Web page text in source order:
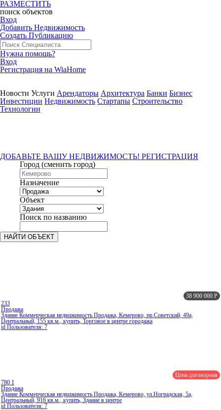
РАЗМЕСТИТЬ
поиск объектов
Вход
Добавить Недвижимость
Создать Публикацию
Нужна помощь?
Вход
Регистрация на WiaHome
Новости Услуги Арендаторы Архитектура Банки Бизнес
Инвестиции Недвижимость Стартапы Строительство
Технологии
ДОБАВЬТЕ ВАШУ НЕДВИЖИМОСТЬ! РЕГИСТРАЦИЯ
Город (сменить город)
Назначение
Объект
Поиск по названию
38 900 000 Р
233
Продажа
Здание Коммерческая недвижимость Продажа, Кемерово, пр.Советский, 49а,
Центральный, 155 кв.м., купить, Торговое в центре городажа
id Пользователя: 7
Цена договорная
780 1
Продажа
Здание Коммерческая недвижимость Продажа, Кемерово, ул.Ноградская, 5а,
Центральный, 916 кв.м., купить, Здание в центре
id Пользователя: 7